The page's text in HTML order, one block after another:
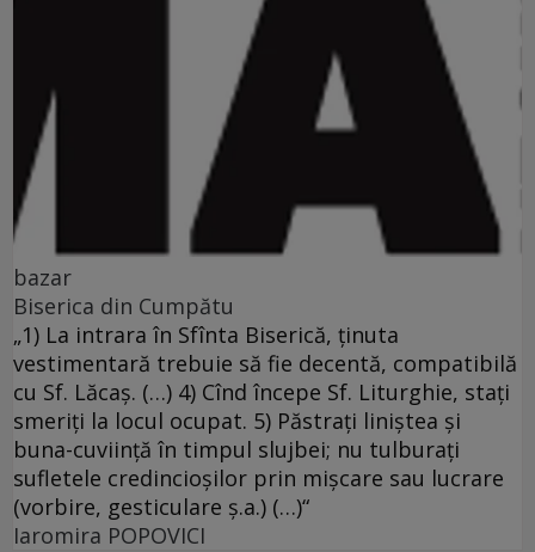
bazar
Biserica din Cumpătu
„1) La intrara în Sfînta Biserică, ţinuta
vestimentară trebuie să fie decentă, compatibilă
cu Sf. Lăcaş. (…) 4) Cînd începe Sf. Liturghie, staţi
smeriţi la locul ocupat. 5) Păstraţi liniştea şi
buna-cuviinţă în timpul slujbei; nu tulburaţi
sufletele credincioşilor prin mişcare sau lucrare
(vorbire, gesticulare ş.a.) (…)“
Iaromira POPOVICI